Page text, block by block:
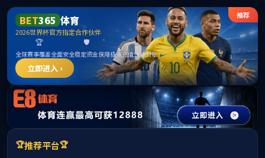
******
欢迎访问bw西汉姆联马克思主义学院！
学科建